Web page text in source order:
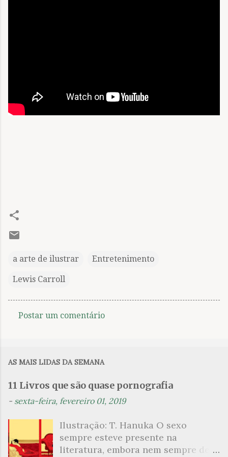
a arte de ilustrar Entretenimento
Lewis Carroll
n
t
i
o
Postar um comentário
AS MAIS LIDAS DA SEMANA
11 Livros que são quase pornografia
- sexta-feira, fevereiro 01, 2019
Ilustração: T. Hanuka O sexo
sempre esteve presente na
literatura, embora nem sempre de